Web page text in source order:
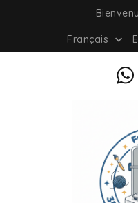
Français 